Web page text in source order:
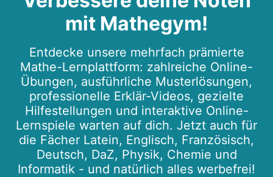
mit Mathegym!
Entdecke unsere mehrfach prämierte
Mathe-Lernplattform: zahlreiche Online-
Übungen, ausführliche Musterlösungen,
professionelle Erklär-Videos, gezielte
Hilfestellungen und interaktive Online-
Lernspiele warten auf dich. Jetzt auch für
die Fächer Latein, Englisch, Französisch,
Deutsch, DaZ, Physik, Chemie und
Informatik - und natürlich alles werbefrei!